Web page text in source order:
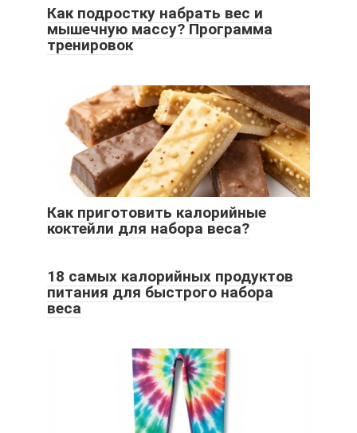
Как подростку набрать вес и
мышечную массу? Программа
тренировок
Как приготовить калорийные
коктейли для набора веса?
18 самых калорийных продуктов
питания для быстрого набора
веса